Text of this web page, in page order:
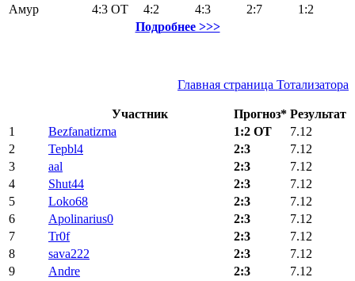
Амур
4:3 ОТ 4:2 4:3 2:7
1:2
Подробнее >>>
Главная страница Тотализатора
Участник Прогноз* Результат
1
Bezfanatizma 1:2 ОТ
7.12
2
Tepbl4 2:3
7.12
3
aal 2:3
7.12
4
Shut44 2:3
7.12
5
Loko68 2:3
7.12
6
Apolinarius0 2:3
7.12
7
Tr0f 2:3
7.12
8
sava222 2:3
7.12
9
Andre 2:3
7.12